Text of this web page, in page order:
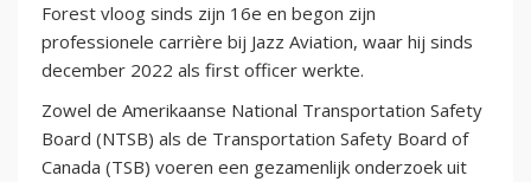
Forest vloog sinds zijn 16e en begon zijn
professionele carrière bij Jazz Aviation, waar hij sinds
december 2022 als first officer werkte.
Zowel de Amerikaanse National Transportation Safety
Board (NTSB) als de Transportation Safety Board of
Canada (TSB) voeren een gezamenlijk onderzoek uit